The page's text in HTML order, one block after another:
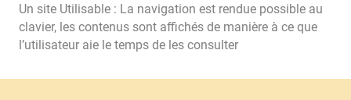
Un site Utilisable : La navigation est rendue possible au
clavier, les contenus sont affichés de manière à ce que
l’utilisateur aie le temps de les consulter